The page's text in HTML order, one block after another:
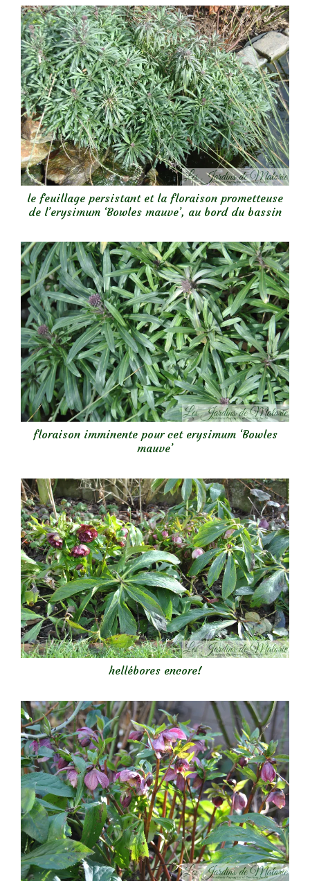
le feuillage persistant et la floraison prometteuse
de l’erysimum ‘Bowles mauve’, au bord du bassin
floraison imminente pour cet erysimum ‘Bowles
mauve’
hellébores encore!